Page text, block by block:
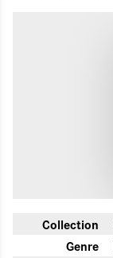
Collection
Genre